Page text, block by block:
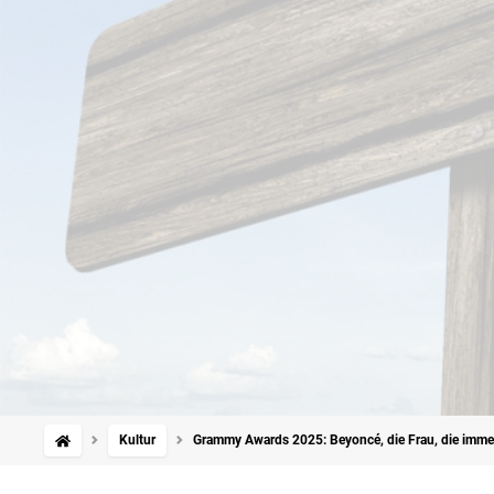
Kultur Grammy Awards 2025: Beyoncé, die Frau, die